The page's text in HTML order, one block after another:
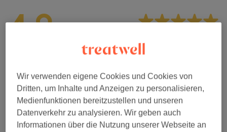
4,9
Sauberkeit
Service
Wir verwenden eigene Cookies und Cookies von
Dritten, um Inhalte und Anzeigen zu personalisieren,
Medienfunktionen bereitzustellen und unseren
Datenverkehr zu analysieren. Wir geben auch
Informationen über die Nutzung unserer Webseite an